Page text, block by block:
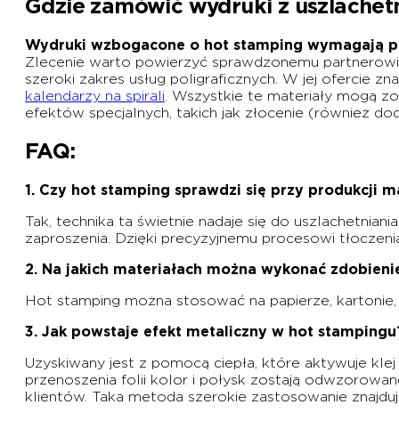
Gdzie zamówić wydruki z
Wydruki wzbogacone o hot stamping wymagają
Zlecenie warto powierzyć sprawdzonemu
szeroki zakres usług poligraficznych. W jej ofercie
kalendarzy na spirali . Wszystkie te materiały mogą
efektów specjalnych, takich jak złocenie (również
FAQ:
1. Czy hot stamping sprawdzi się przy produkcji
Tak, technika ta świetnie nadaje się do
zaproszenia. Dzięki precyzyjnemu procesowi
2. Na jakich materiałach można wykonać
Hot stamping można stosować na papierze,
3. Jak powstaje efekt metaliczny w hot
Uzyskiwany jest z pomocą ciepła, które aktywuje
przenoszenia folii kolor i połysk zostają
klientów. Taka metoda szerokie zastosowanie